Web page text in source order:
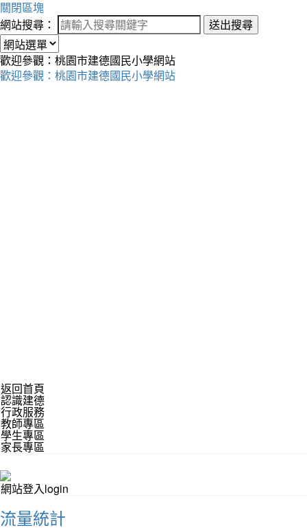
關閉區塊
網站搜尋：
送出搜尋
歡迎參觀：桃園市建德國民小學網站
歡迎參觀：桃園市建德國民小學網站
返回首頁
認識建德
行政服務
教師專區
學生專區
家長專區
網站登入login
流量統計